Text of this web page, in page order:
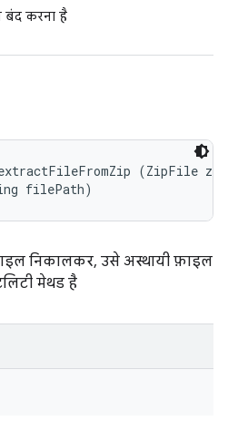
बंद करना है
(ZipFile
filePath)
निकालकर, उसे अस्थायी फ़ाइल
मेथड है